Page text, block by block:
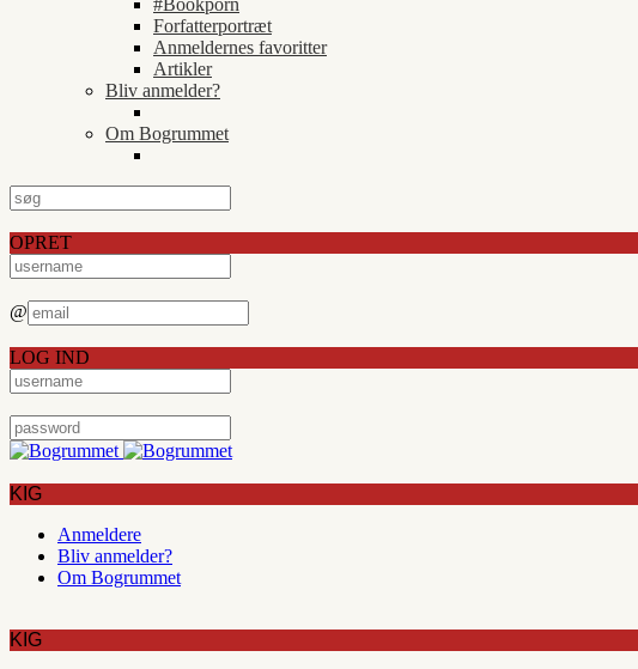
#Bookporn
Forfatterportræt
Anmeldernes favoritter
Artikler
Bliv anmelder?
Om Bogrummet
OPRET
@
LOG IND
KIG
Anmeldere
Bliv anmelder?
Om Bogrummet
KIG